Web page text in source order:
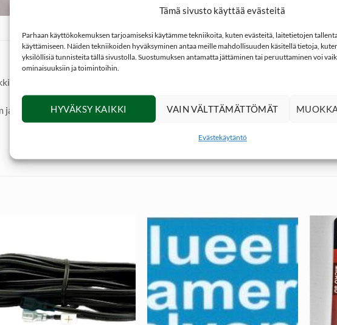
Tämä sivusto käyttää evästeitä
Parhaan käyttökokemuksen tarjoamiseksi käytämme tekniikoita, kuten evästeitä, laitetietojen
käyttämiseen. Näiden tekniikoiden hyväksyminen antaa meille mahdollisuuden käsitellä tietoja,
yksilöllisiä tunnisteita tällä sivustolla. Suostumuksen antamatta jättäminen tai peruuttaminen voi
ominaisuuksiin ja toimintoihin.
HYVÄKSY KAIKKI VAIN VÄLTTÄMÄTTÖMÄT
Evästekäytäntö
Tästä uusi kalvo kameraasi.
Uv 785, Um ja Uv 595,Um ja Uv 565